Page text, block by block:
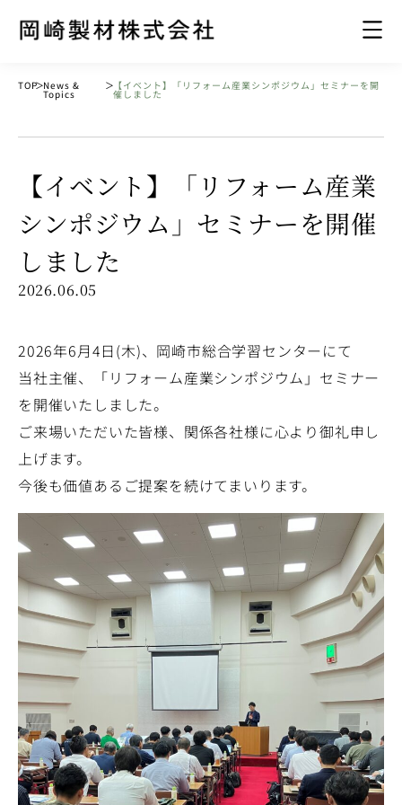
TOP＞News &
Topics
＞ 【イベント】「リフォーム産業シンポジウム」セミナーを開
催しました
【イベント】「リフォーム産業
シンポジウム」セミナーを開催
しました
2026.06.05
2026年6月4日(木)、岡崎市総合学習センターにて
当社主催、「リフォーム産業シンポジウム」セミナー
を開催いたしました。
ご来場いただいた皆様、関係各社様に心より御礼申し
上げます。
今後も価値あるご提案を続けてまいります。